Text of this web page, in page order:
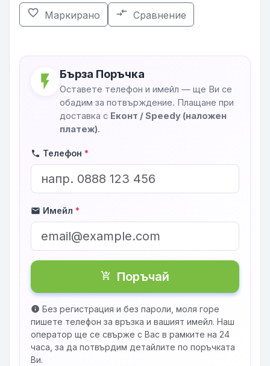
favorite_border Маркирано compare_arrows Сравнение
flash_on Бърза Поръчка
Оставете телефон и имейл — ще Ви се
обадим за потвърждение. Плащане при
доставка с Еконт / Speedy (наложен
платеж).
phone Телефон *
mail Имейл *
shopping_cart_checkout Поръчай
info Без регистрация и без пароли, моля горе
пишете телефон за връзка и вашият имейл. Наш
оператор ще се свърже с Вас в рамките на 24
часа, за да потвърдим детайлите по поръчката
Ви.